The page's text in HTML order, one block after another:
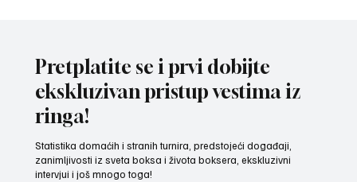
Pretplatite se i prvi dobijte
ekskluzivan pristup vestima iz
ringa!
Statistika domaćih i stranih turnira, predstojeći događaji,
zanimljivosti iz sveta boksa i života boksera, ekskluzivni
intervjui i još mnogo toga!